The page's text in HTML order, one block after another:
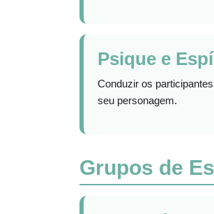
Psique e
Conduzir os
seu personagem.
Grupos de